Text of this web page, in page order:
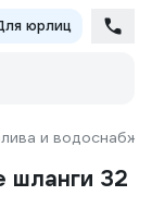
юрлиц
и
шланги 32